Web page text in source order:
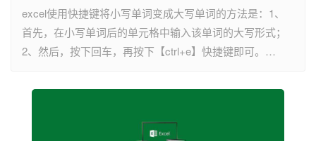
excel使用快捷键将小写单词变成大写单词的方法是：1、
首先，在小写单词后的单元格中输入该单词的大写形式；
2、然后，按下回车，再按下【ctrl+e】快捷键即可。…